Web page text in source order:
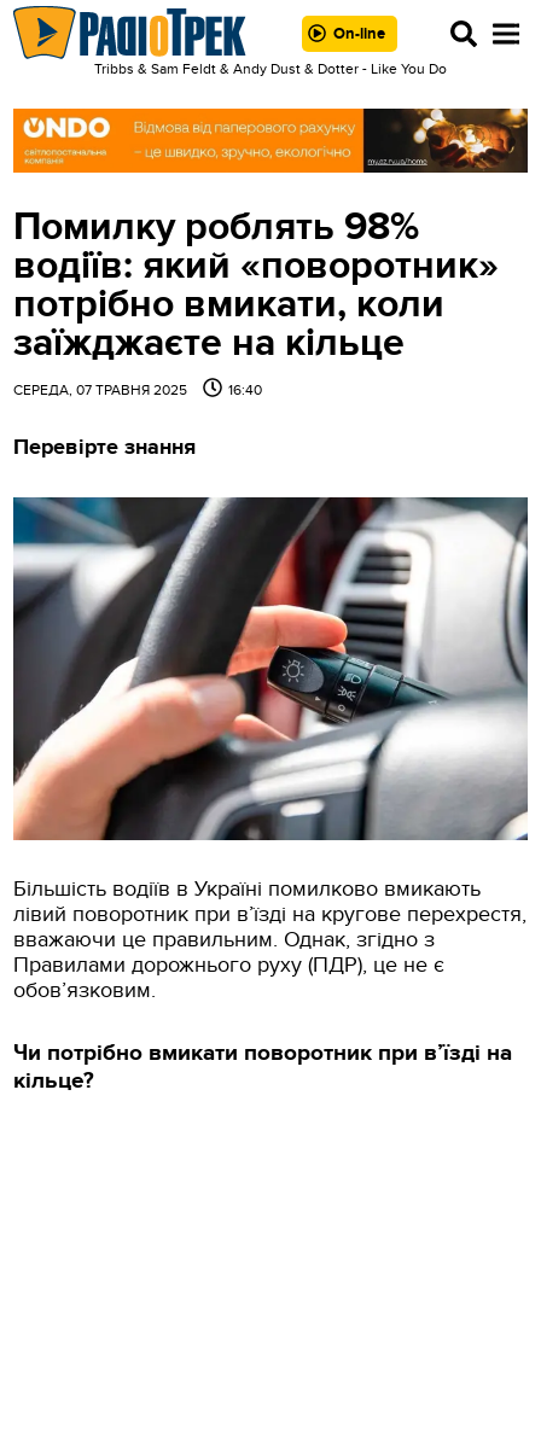
On-line
Tribbs & Sam Feldt & Andy Dust & Dotter - Like You Do
Помилку роблять 98%
водіїв: який «поворотник»
потрібно вмикати, коли
заїжджаєте на кільце
СЕРЕДА, 07 ТРАВНЯ 2025 16:40
Перевірте знання
Більшість водіїв в Україні помилково вмикають
лівий поворотник при в’їзді на кругове перехрестя,
вважаючи це правильним. Однак, згідно з
Правилами дорожнього руху (ПДР), це не є
обов’язковим.
Чи потрібно вмикати поворотник при в’їзді на
кільце?